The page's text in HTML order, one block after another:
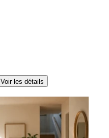
Voir les détails